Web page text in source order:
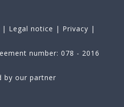
| Legal notice | Privacy |
number: 078 - 2016
by our partner